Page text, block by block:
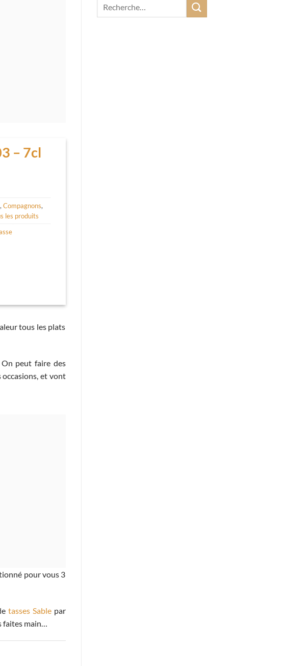
– 7cl
,Compagnons,
les produits
tous les plats
peut faire des
et vont
pour vous 3
tasses Sablepar
faites main…